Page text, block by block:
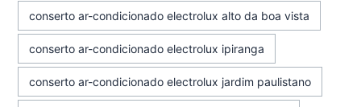
conserto ar-condicionado electrolux alto da boa vista
conserto ar-condicionado electrolux ipiranga
conserto ar-condicionado electrolux jardim paulistano